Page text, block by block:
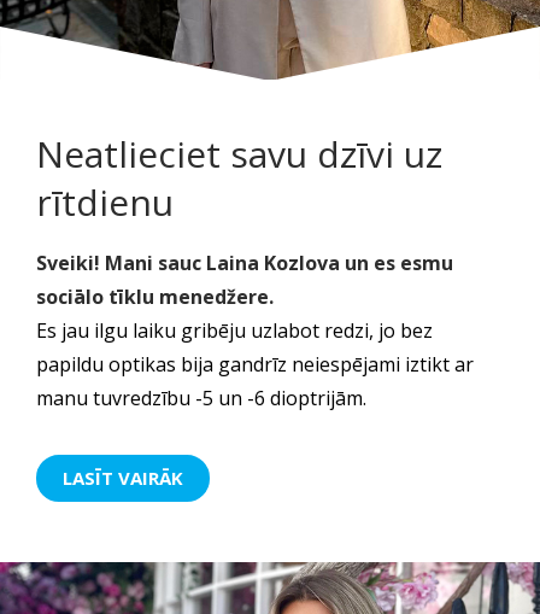
Neatlieciet savu dzīvi uz
rītdienu
Sveiki! Mani sauc Laina Kozlova un es esmu
sociālo tīklu menedžere.
Es jau ilgu laiku gribēju uzlabot redzi, jo bez
papildu optikas bija gandrīz neiespējami iztikt ar
manu tuvredzību -5 un -6 dioptrijām.
LASĪT VAIRĀK